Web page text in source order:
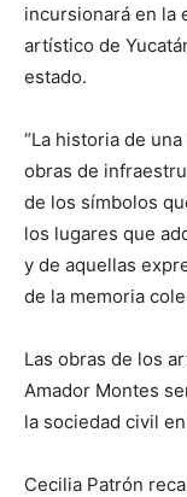
incursionará en la
artístico de
estado.
“La historia de
obras de
de los símbolos
los lugares que
y de aquellas
de la memoria
Las obras de los
Amador Montes
la sociedad civil
Cecilia Patrón